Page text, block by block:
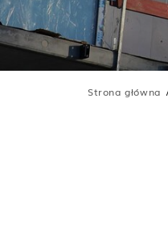
Strona główna